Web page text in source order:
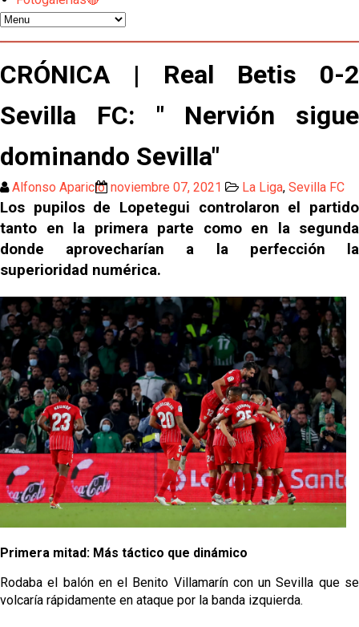
Atlético y Getafe agitan el mercado de LaLiga
Luis García Plaza: No sufrir ya es un paso adelante
El Sevilla FC plantea ampliar hasta cinco fichajes
Djibril Sow pone rumbo a Italia para firmar su nuevo
contrato con el Genoa
Kochorashvili, seria opción para reforzar el centro
del campo sevillista
Sow muy cerca de cerrar su traspaso al Genoa
Oso es el siguiente en la lista para salir
Banquillos confirmados: así queda la cantera del
Sevilla Femenino para la 2026/27
Celta y Rayo agitan el mercado de La Liga
Previa | El Sevilla FC cierra la pretemporada con el
exigente choque ante el Bayer Leverkusen
CRÓNICA | Real Betis 0-2
Sevilla FC: " Nervión sigue
dominando Sevilla"
Alfonso Aparicio noviembre 07, 2021 La Liga, Sevilla FC
Los pupilos de Lopetegui controlaron el partido
tanto en la primera parte como en la segunda
donde aprovecharían a la perfección la
superioridad numérica.
Primera mitad: Más táctico que dinámico
Rodaba el balón en el Benito Villamarín con un Sevilla que se
volcaría rápidamente en ataque por la banda izquierda.